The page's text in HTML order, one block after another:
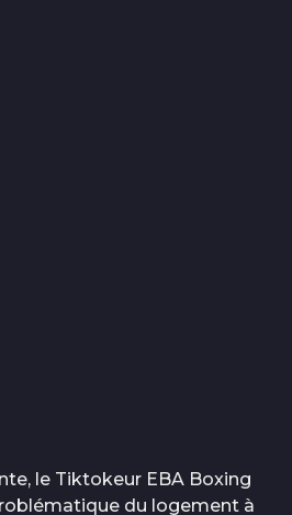
le Tiktokeur EBA Boxing
du logement à